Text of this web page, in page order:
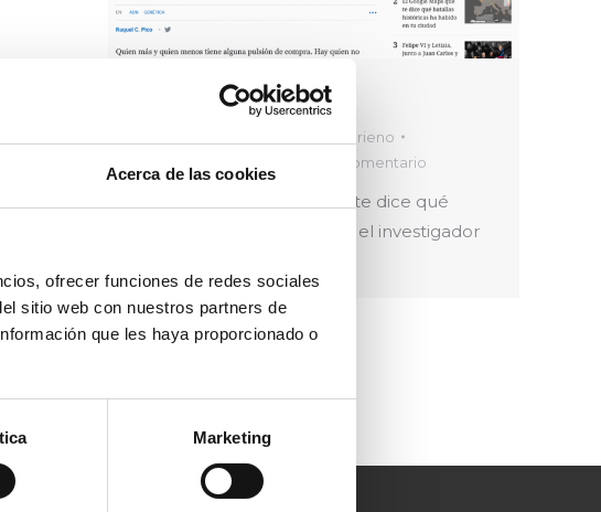
Acerca de las cookies
ofrecer funciones de redes sociales
sitio web con nuestros partners de
que les haya proporcionado o
Marketing
El Español
Francesca Loprieno
Deja un comentario
El horóscopo genético que te dice qué
bolso o cafetera comprarás: el investigador
2026